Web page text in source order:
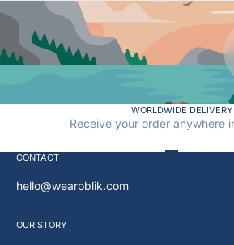
WORLDWIDE DELIVERY
Receive your order anywhere
CONTACT
hello@wearoblik.com
OUR STORY